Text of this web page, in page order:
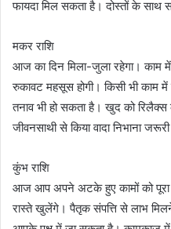
फायदा मिल सकता है। दोस्तों के साथ
मकर राशि
आज का दिन मिला-जुला रहेगा।
रुकावट महसूस होगी। किसी भी काम
तनाव भी हो सकता है। खुद को
जीवनसाथी से किया वादा निभाना जरूरी
कुंभ राशि
आज आप अपने अटके हुए कामों को
रास्ते खुलेंगे। पैतृक संपत्ति से लाभ